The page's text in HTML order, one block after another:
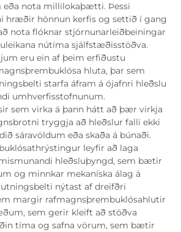
eða nota millilokaþætti. Þessi
hræðir hönnun kerfis og settið í gang
nota flóknar stjórnunarleiðbeiningar
nútíma sjálfstæðisstöðva.
eru ein af þeim erfiðustu
hluta, þar sem
starfa áfram á ójafnri hleðslu
umhverfisstofnunum.
sem virka á þann hátt að þær virkja
tryggja að hleðslur falli ekki
sáravöldum eða skaða á búnaði.
leyfir að laga
hleðsluþyngd, sem bætir
og minnkar mekaníska álag á
nýtast af dreifðri
margir rafmagnsþrembuklósahlutir
sem gerir kleift að stöðva
tíma og safna vörum, sem bætir